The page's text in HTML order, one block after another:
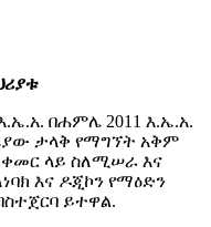
በሐምሌ 2011 እ.ኤ.አ.
ታላቅ የማግኘት አቅም
ቀመር ላይ ስለሚሠራ እና
እና ዶጂኮን የማዕድን
ይተዋል.